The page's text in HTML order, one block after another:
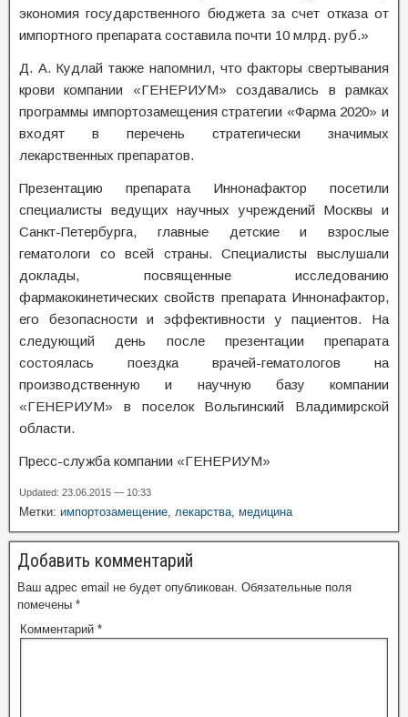
экономия государственного бюджета за счет отказа от
импортного препарата составила почти 10 млрд. руб.»
Д. А. Кудлай также напомнил, что факторы свертывания
крови компании «ГЕНЕРИУМ» создавались в рамках
программы импортозамещения стратегии «Фарма 2020» и
входят в перечень стратегически значимых
лекарственных препаратов.
Презентацию препарата Иннонафактор посетили
специалисты ведущих научных учреждений Москвы и
Санкт-Петербурга, главные детские и взрослые
гематологи со всей страны. Специалисты выслушали
доклады, посвященные исследованию
фармакокинетических свойств препарата Иннонафактор,
его безопасности и эффективности у пациентов. На
следующий день после презентации препарата
состоялась поездка врачей-гематологов на
производственную и научную базу компании
«ГЕНЕРИУМ» в поселок Вольгинский Владимирской
области.
Пресс-служба компании «ГЕНЕРИУМ»
Updated: 23.06.2015 — 10:33
Метки: импортозамещение, лекарства, медицина
Добавить комментарий
Ваш адрес email не будет опубликован. Обязательные поля
помечены *
Комментарий *